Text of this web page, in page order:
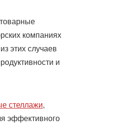
компаниях
этих случаев
и
стеллажи,
эффективного